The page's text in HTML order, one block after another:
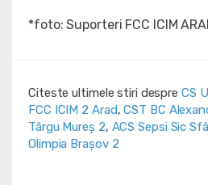
*foto: Suporteri FCC ICIM
Citeste ultimele stiri despre CS
FCC ICIM 2 Arad,CST BC
Târgu Mureș 2, ACS Sepsi Sic
Olimpia Brașov 2